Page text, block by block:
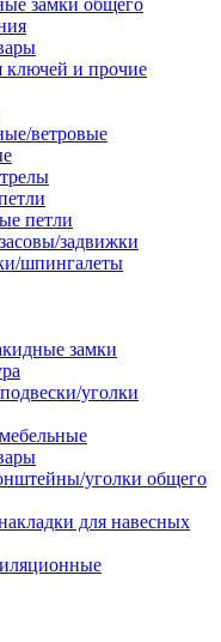
замки общего
ключей и прочие
ветровые
петли
задвижки
шпингалеты
замки
уголки
уголки общего
для навесных